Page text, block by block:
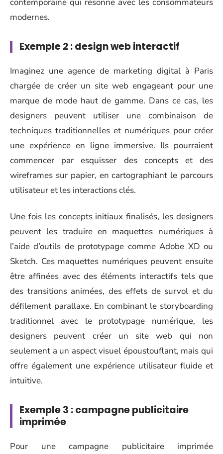
modernes.
Exemple 2 : design web interactif
Imaginez une agence de marketing digital à Paris
chargée de créer un site web engageant pour une
marque de mode haut de gamme. Dans ce cas, les
designers peuvent utiliser une combinaison de
techniques traditionnelles et numériques pour créer
une expérience en ligne immersive. Ils pourraient
commencer par esquisser des concepts et des
wireframes sur papier, en cartographiant le parcours
utilisateur et les interactions clés.
Une fois les concepts initiaux finalisés, les designers
peuvent les traduire en maquettes numériques à
l’aide d’outils de prototypage comme Adobe XD ou
Sketch. Ces maquettes numériques peuvent ensuite
être affinées avec des éléments interactifs tels que
des transitions animées, des effets de survol et du
défilement parallaxe. En combinant le storyboarding
traditionnel avec le prototypage numérique, les
designers peuvent créer un site web qui non
seulement a un aspect visuel époustouflant, mais qui
offre également une expérience utilisateur fluide et
intuitive.
Exemple 3 : campagne publicitaire
imprimée
Pour une campagne publicitaire imprimée